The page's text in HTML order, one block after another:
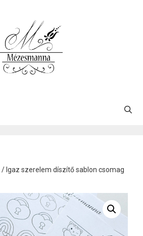
/ Igaz szerelem díszítő sablon csomag